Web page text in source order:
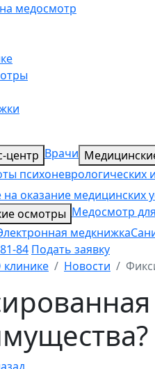
медосмотр
центр Врачи
психоневрологических
оказание медицинских
осмотры Медосмотр
медкнижка
84 Подать заявку
клинике Новости